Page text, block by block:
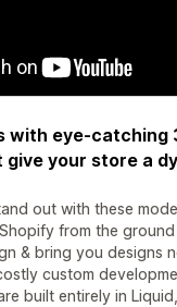
with eye-catching
your store a
out with these
from the
& bring you designs
custom
built entirely in